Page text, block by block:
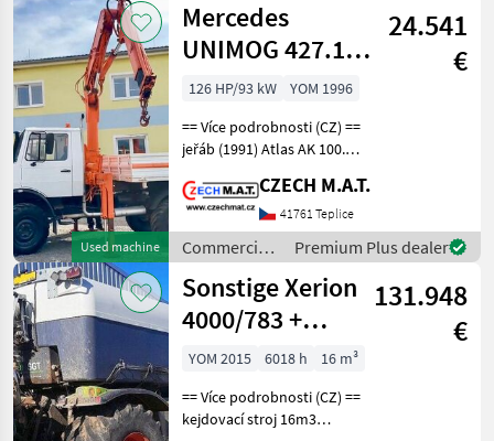
Mercedes
Used machine
Mercedes
UNIMOG 427.11
+12m!
24.541
€
126 HP/93 kW
YOM 1996
== Více podrobnosti (CZ) ==
jeřáb (1991) Atlas AK 100.1
3.8m hydraulicky, dosah až
12m s manuálními výsuvy
(jsou :) rok 1996 v CZ od
CZECH M.A.T.
41761 Teplice
Commercial
vehicles /
Mercedes
Premium Plus dealer
Sonstige Xerion
4000/783 +
SGT(Bauer)
131.948
€
YOM 2015 6018 h
16 m³
== Více podrobnosti (CZ) ==
kejdovací stroj 16m3